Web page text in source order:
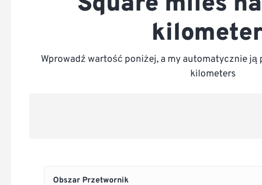
Wprowadź wartość poniżej, a my automatycznie
kilometers